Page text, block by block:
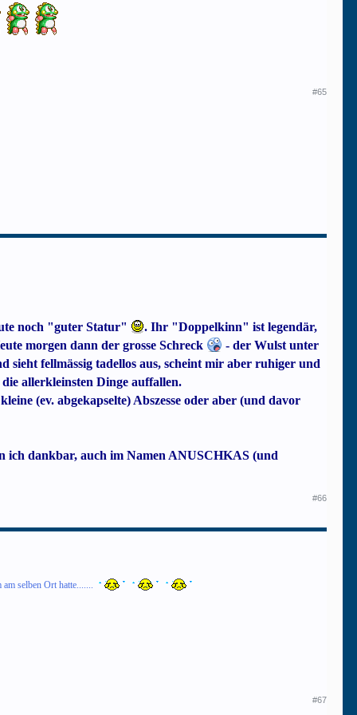
#65
noch "guter Statur"
. Ihr "Doppelkinn" ist legendär,
morgen dann der grosse Schreck
- der Wulst unter
fellmässig tadellos aus, scheint mir aber ruhiger und
allerkleinsten Dinge auffallen.
(ev. abgekapselte) Abszesse oder aber (und davor
ich dankbar, auch im Namen ANUSCHKAS (und
#66
selben Ort hatte.......
#67